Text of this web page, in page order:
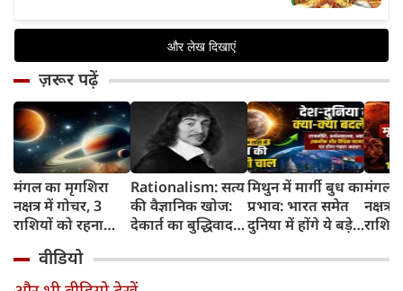
ज़रूर पढ़ें
मंगल का मृगशिरा
नक्षत्र में गोचर, 3
राशियों को रहना
सावधान
Rationalism: सत्य
की वैज्ञानिक खोज:
देकार्त का बुद्धिवाद
का जन्म
मिथुन में मार्गी बुध का
प्रभाव: भारत समेत
दुनिया में होंगे ये बड़े
मंगल
नक्षत्र
किसे
वीडियो